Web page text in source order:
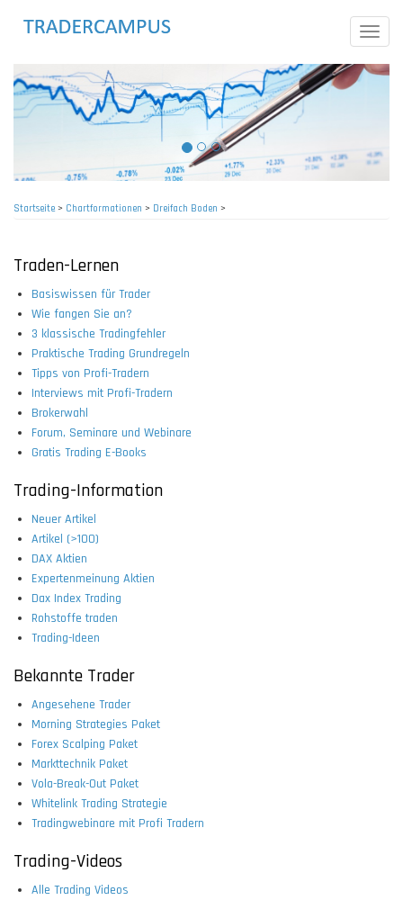
Toggle
Startseite> Chartformationen > Dreifach Boden >
Traden-Lernen
Basiswissen für Trader
Wie fangen Sie an?
3 klassische Tradingfehler
Praktische Trading Grundregeln
Tipps von Profi-Tradern
Interviews mit Profi-Tradern
Brokerwahl
Forum, Seminare und Webinare
Gratis Trading E-Books
Trading-Information
Neuer Artikel
Artikel (>100)
DAX Aktien
Expertenmeinung Aktien
Dax Index Trading
Rohstoffe traden
Trading-Ideen
Bekannte Trader
Angesehene Trader
Morning Strategies Paket
Forex Scalping Paket
Markttechnik Paket
Vola-Break-Out Paket
Whitelink Trading Strategie
Tradingwebinare mit Profi Tradern
Trading-Videos
Alle Trading Videos